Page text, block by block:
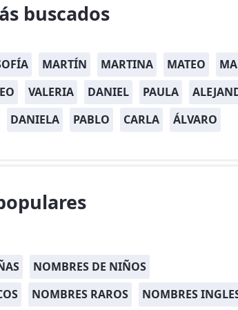
buscados
MARTÍN MARTINA MATEO
VALERIA DANIEL PAULA
DANIELA PABLO CARLA ÁLVARO
NOMBRES DE NIÑOS
NOMBRES RAROS
NOMBRES